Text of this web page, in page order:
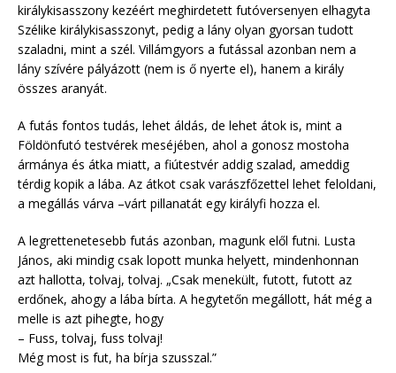
királykisasszony kezéért meghirdetett futóversenyen elhagyta
Szélike királykisasszonyt, pedig a lány olyan gyorsan tudott
szaladni, mint a szél. Villámgyors a futással azonban nem a
lány szívére pályázott (nem is ő nyerte el), hanem a király
összes aranyát.
A futás fontos tudás, lehet áldás, de lehet átok is, mint a
Földönfutó testvérek meséjében, ahol a gonosz mostoha
ármánya és átka miatt, a fiútestvér addig szalad, ameddig
térdig kopik a lába. Az átkot csak varászfőzettel lehet feloldani,
a megállás várva –várt pillanatát egy királyfi hozza el.
A legrettenetesebb futás azonban, magunk elől futni. Lusta
János, aki mindig csak lopott munka helyett, mindenhonnan
azt hallotta, tolvaj, tolvaj. „Csak menekült, futott, futott az
erdőnek, ahogy a lába bírta. A hegytetőn megállott, hát még a
melle is azt pihegte, hogy
– Fuss, tolvaj, fuss tolvaj!
Még most is fut, ha bírja szusszal.”